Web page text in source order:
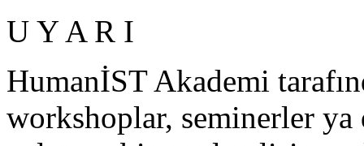
U Y A R I
HumanİST Akademi
workshoplar, seminerler ya